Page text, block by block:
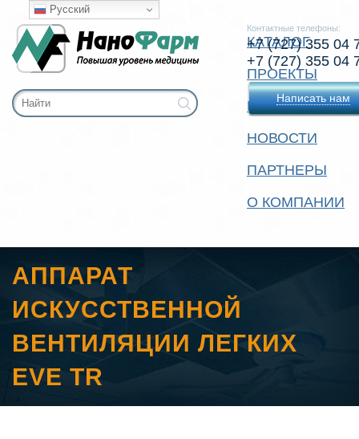
КАТАЛОГ
ПРОЕКТЫ
КОНТАКТЫ
НОВОСТИ
ПАРТНЕРЫ
О КОМПАНИИ
Контактные телефоны:
+7 (727) 355 04
+7 (727) 355 04
Написать нам
АППАРАТ
ИСКУССТВЕННОЙ
ВЕНТИЛЯЦИИ ЛЕГКИХ
EVE TR
Русский